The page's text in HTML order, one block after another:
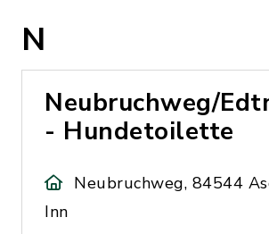
N
Neubruchweg/
- Hundetoilette
Neubruchweg, 84544
Inn